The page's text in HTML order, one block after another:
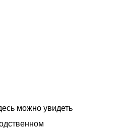
можно увидеть